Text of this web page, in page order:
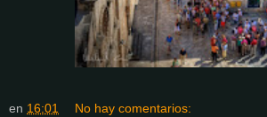
en 16:01 No hay comentarios: